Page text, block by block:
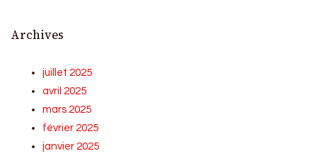
Archives
juillet 2025
avril 2025
mars 2025
février 2025
janvier 2025